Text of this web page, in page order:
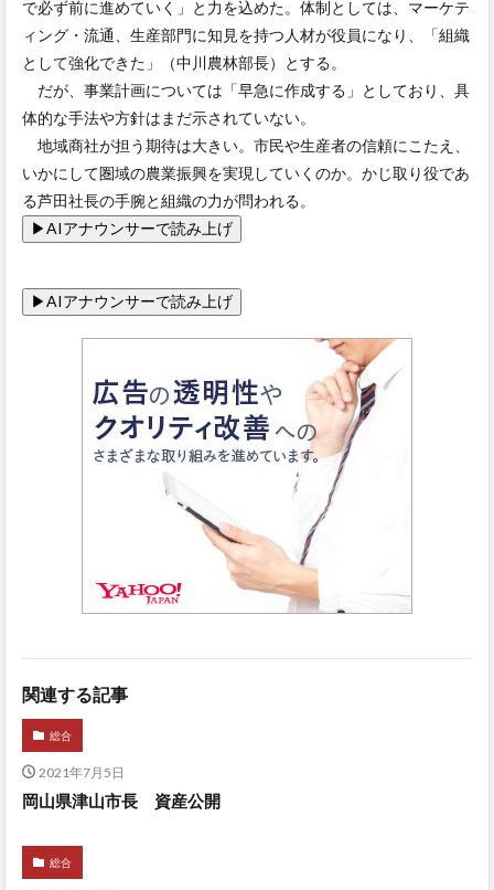
で必ず前に進めていく」と力を込めた。体制としては、マーケテ
ィング・流通、生産部門に知見を持つ人材が役員になり、「組織
として強化できた」（中川農林部長）とする。
だが、事業計画については「早急に作成する」としており、具
体的な手法や方針はまだ示されていない。
地域商社が担う期待は大きい。市民や生産者の信頼にこたえ、
いかにして圏域の農業振興を実現していくのか。かじ取り役であ
る芦田社長の手腕と組織の力が問われる。
関連する記事
総合
2021年7月5日
岡山県津山市長 資産公開
総合